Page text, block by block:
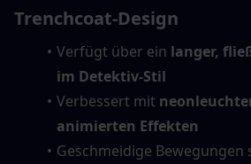
Trenchcoat-Design
Verfügt über ein langer,
im Detektiv-Stil
Verbessert mit
animierten Effekten
Geschmeidige